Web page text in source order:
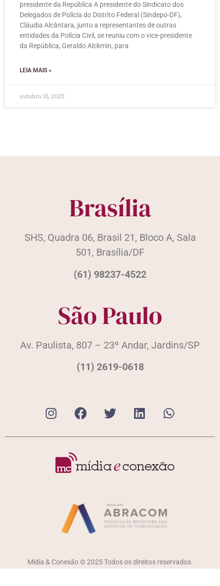
presidente da República A presidente do Sindicato dos
Delegados de Polícia do Distrito Federal (Sindepo-DF),
Cláudia Alcântara, junto a representantes de outras
entidades da Polícia Civil, se reuniu com o vice-presidente
da República, Geraldo Alckmin, para
LEIA MAIS »
outubro 16, 2025
Brasília
SHS, Quadra 06, Brasil 21, Bloco A, Sala
501, Brasília/DF
(61) 98237-4522
São Paulo
Av. Paulista, 807 – 23º Andar, Jardins/SP
(11) 2619-0618
Mídia & Conexão © 2025 Todos os direitos reservados.